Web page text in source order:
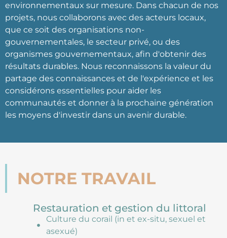
environnementaux sur mesure. Dans chacun de nos
projets, nous collaborons avec des acteurs locaux,
que ce soit des organisations non-
gouvernementales, le secteur privé, ou des
organismes gouvernementaux, afin d'obtenir des
résultats durables. Nous reconnaissons la valeur du
partage des connaissances et de l'expérience et les
considérons essentielles pour aider les
communautés et donner à la prochaine génération
les moyens d'investir dans un avenir durable.
NOTRE TRAVAIL
Restauration et gestion du littoral
Culture du corail (in et ex-situ, sexuel et
asexué)